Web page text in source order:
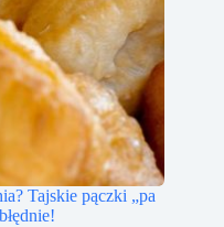
Tajskie pączki „pa